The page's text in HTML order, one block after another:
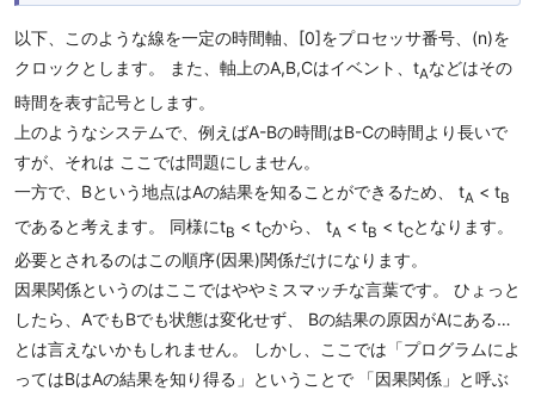
以下、このような線を一定の時間軸、[0]をプロセッサ番号、(n)を
クロックとします。 また、軸上のA,B,Cはイベント、tAなどはその
時間を表す記号とします。
上のようなシステムで、例えばA-Bの時間はB-Cの時間より長いで
すが、それは ここでは問題にしません。
一方で、Bという地点はAの結果を知ることができるため、 tA < tB
であると考えます。 同様にtB < tCから、 tA < tB < tCとなります。
必要とされるのはこの順序(因果)関係だけになります。
因果関係というのはここではややミスマッチな言葉です。 ひょっと
したら、AでもBでも状態は変化せず、 Bの結果の原因がAにある…
とは言えないかもしれません。 しかし、ここでは「プログラムによ
ってはBはAの結果を知り得る」ということで 「因果関係」と呼ぶ